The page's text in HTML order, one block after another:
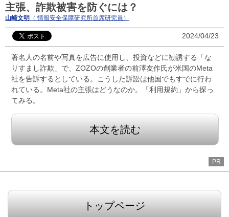
主張、詐欺被害を防ぐには？
山崎文明 （ 情報安全保障研究所首席研究員）
2024/04/23
著名人の名前や写真を広告に使用し、投資などに勧誘する「な
りすまし詐欺」で、ZOZOの創業者の前澤友作氏が米国のMeta
社を告訴するとしている。こうした訴訟は他国でもすでに行わ
れている。Meta社の主張はどうなのか。「利用規約」から探っ
てみる。
本文を読む
PR
トップページ